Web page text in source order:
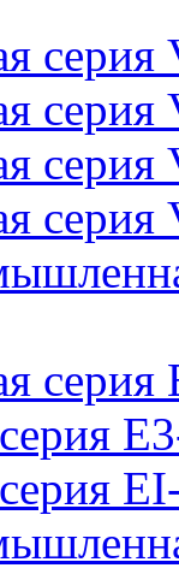
серия
серия
серия
серия